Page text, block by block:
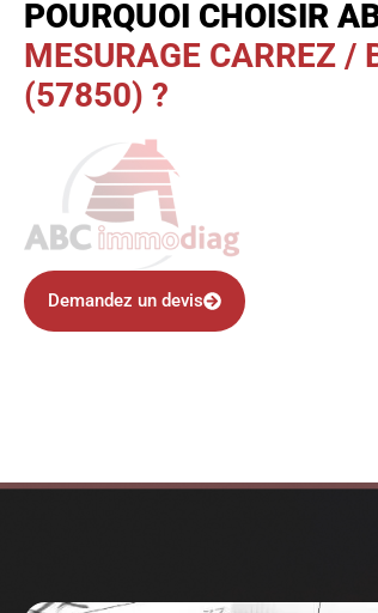
POURQUOI CHOISIR
MESURAGE CARREZ /
(57850) ?
Demandez un devis